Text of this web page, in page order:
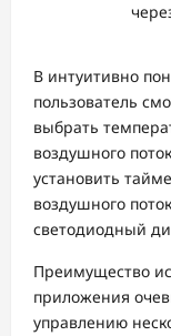
В интуитивно
пользователь
выбрать
воздушного
установить
воздушного
светодиодный
Преимущество
приложения
управлению